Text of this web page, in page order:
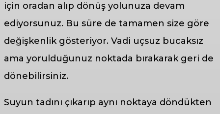
için oradan alıp dönüş yolunuza devam
ediyorsunuz. Bu süre de tamamen size göre
değişkenlik gösteriyor. Vadi uçsuz bucaksız
ama yorulduğunuz noktada bırakarak geri de
dönebilirsiniz.
Suyun tadını çıkarıp aynı noktaya döndükten